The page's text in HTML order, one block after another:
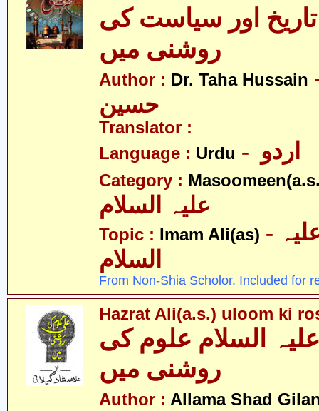
اور سیاست کی
Author : Dr. Taha Hussain
Translator :
Language : Urdu
Category :
Topic : Imam Ali(as) - امام علی علیہ
السلام
From Non-Shia Scholor. Included for
Hazrat Ali(a.s.) uloom ki
السلام علوم کی
Author : Allama Shad